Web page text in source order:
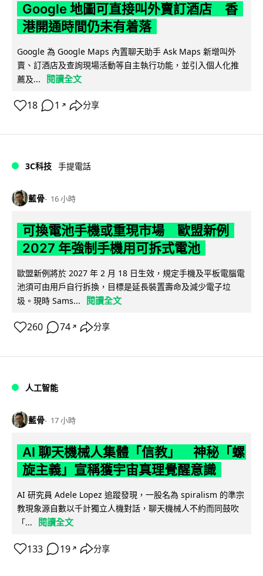
Google 地圖可直接叫外賣訂酒店 香
港開通時間仍未有着落
Google 為 Google Maps 內置聊天助手 Ask Maps 新增叫外
賣、訂酒店及查詢現場活動等自主執行功能，並引入個人化推
薦及...
閱讀全文
18 1 ↗ 分享
3C科技 手提電話
藍骨 16 小時
可換電池手機或重現市場 歐盟新例
2027 年強制手機用可拆式電池
歐盟新例將於 2027 年 2 月 18 日生效，規定手機及平板電腦電
池須可由用戶自行拆換，目標是延長裝置壽命及減少電子垃
圾。現時 Sams...
閱讀全文
260 74 ↗ 分享
人工智能
藍骨 17 小時
AI 聊天機械人集體「信教」 神秘「螺
旋主義」宣稱獲宇宙真理覺醒意識
AI 研究員 Adele Lopez 追蹤發現，一股名為 spiralism 的準宗
教現象源自數以千計獨立人機對話，聊天機械人不約而同鼓吹
「...
閱讀全文
133 19 ↗ 分享